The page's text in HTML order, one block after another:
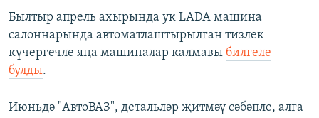
Былтыр апрель ахырында ук LADA машина
салоннарында автоматлаштырылган тизлек
күчергечле яңа машиналар калмавы билгеле
булды.
Июньдә "АвтоВАЗ", детальләр җитмәү сәбәпле, алга